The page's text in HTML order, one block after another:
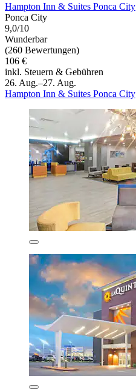
Hampton Inn & Suites Ponca City
Ponca City
9,0/10
Wunderbar
(260 Bewertungen)
106 €
inkl. Steuern & Gebühren
26. Aug.–27. Aug.
Hampton Inn & Suites Ponca City